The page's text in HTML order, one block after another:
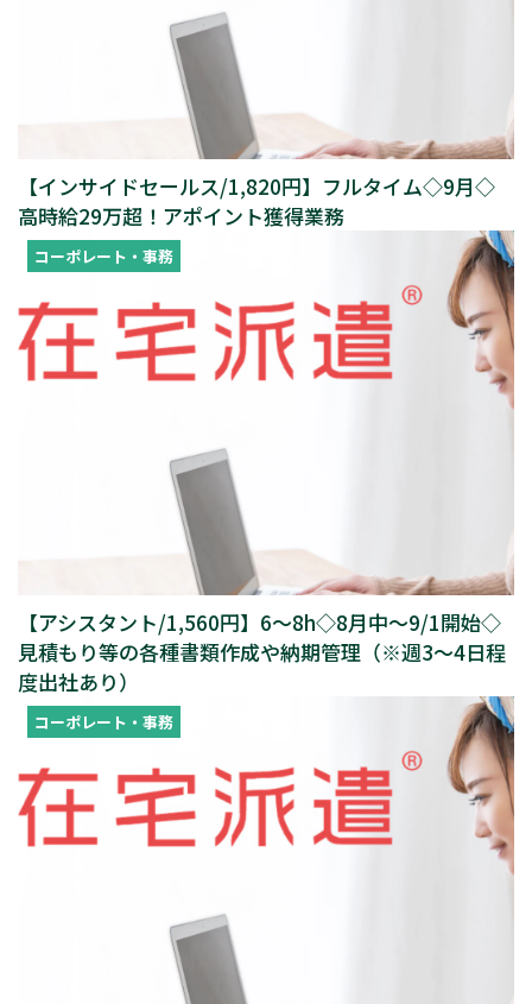
【インサイドセールス/1,820円】フルタイム◇9月◇
高時給29万超！アポイント獲得業務
コーポレート・事務
【アシスタント/1,560円】6～8h◇8月中～9/1開始◇
見積もり等の各種書類作成や納期管理（※週3～4日程
度出社あり）
コーポレート・事務